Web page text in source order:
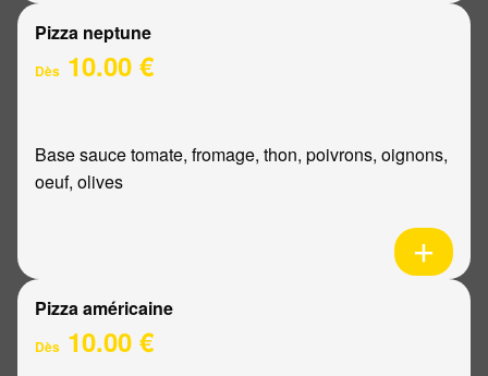
Pizza neptune
Dès 10.00 €
Base sauce tomate, fromage, thon, poivrons, oignons,
oeuf, olives
Pizza américaine
Dès 10.00 €